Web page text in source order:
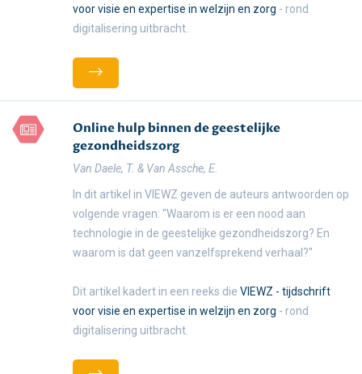
voor visie en expertise in welzijn en zorg - rond
digitalisering uitbracht.
Online hulp binnen de geestelijke
gezondheidszorg
Van Daele, T. & Van Assche, E.
In dit artikel in VIEWZ geven de auteurs antwoorden op
volgende vragen: "Waarom is er een nood aan
technologie in de geestelijke gezondheidszorg? En
waarom is dat geen vanzelfsprekend verhaal?"
Dit artikel kadert in een reeks die VIEWZ - tijdschrift
voor visie en expertise in welzijn en zorg - rond
digitalisering uitbracht.